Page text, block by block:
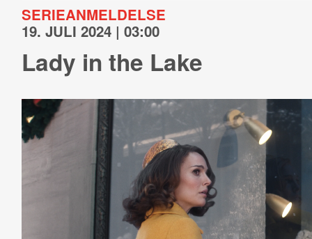
SERIEANMELDELSE
19. JULI 2024 | 03:00
Lady in the Lake